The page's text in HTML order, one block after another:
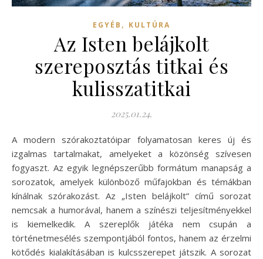
EGYÉB , KULTÚRA
Az Isten belájkolt
szereposztás titkai és
kulisszatitkai
2025.01.24.
A modern szórakoztatóipar folyamatosan keres új és
izgalmas tartalmakat, amelyeket a közönség szívesen
fogyaszt. Az egyik legnépszerűbb formátum manapság a
sorozatok, amelyek különböző műfajokban és témákban
kínálnak szórakozást. Az „Isten belájkolt” című sorozat
nemcsak a humorával, hanem a színészi teljesítményekkel
is kiemelkedik. A szereplők játéka nem csupán a
történetmesélés szempontjából fontos, hanem az érzelmi
kötődés kialakításában is kulcsszerepet játszik. A sorozat